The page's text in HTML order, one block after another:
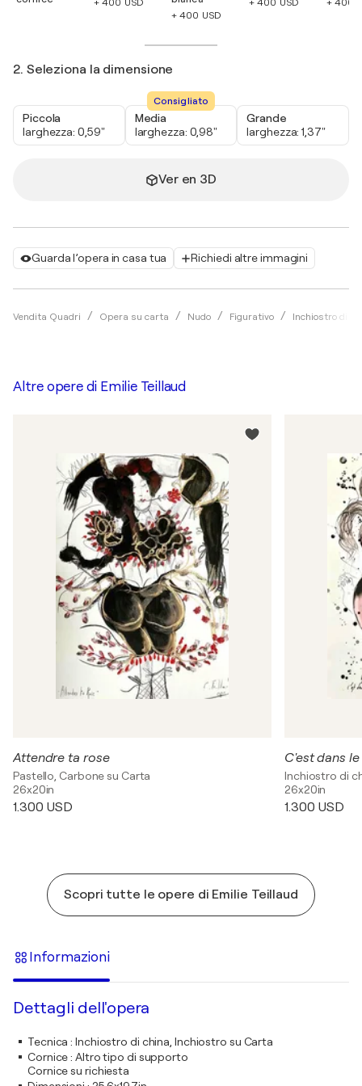
Guarda l’opera in casa tua Richiedi altre immagini
Vendita Quadri Opera su carta Nudo Figurativo Inchiostro di
+ 400 USD
+ 400 USD
+ 400 USD
+ 400
2. Seleziona la dimensione
Piccola
larghezza: 0,59"
Consigliato
Media
larghezza: 0,98"
Grande
larghezza: 1,37"
Ver en 3D
Altre opere di Emilie Teillaud
Attendre ta rose
Pastello, Carbone su Carta
26x20in
1.300 USD
Inchiostro di
26x20in
1.300 USD
Scopri tutte le opere di Emilie Teillaud
Informazioni
Dettagli dell'opera
Tecnica :Inchiostro di china, Inchiostro su Carta
Cornice:Altro tipo di supporto
Cornice su richiesta